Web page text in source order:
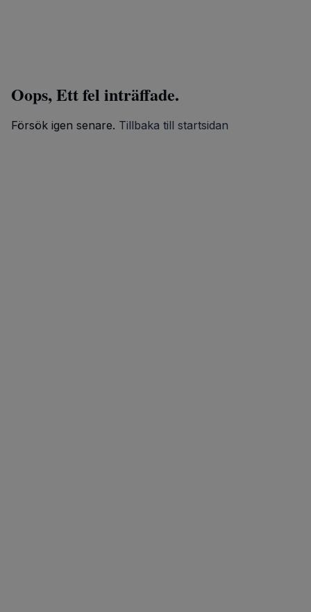
Oops, Ett fel inträffade.
Försök igen senare. Tillbaka till startsidan